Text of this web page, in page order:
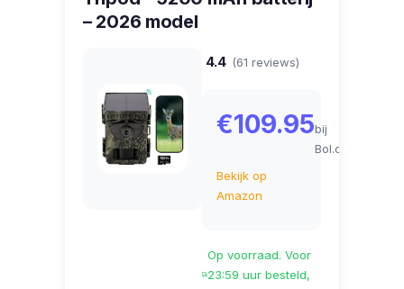
– 2026 model
4.4 (61 reviews)
€109.95bij
Bol.com
Bekijk op
Amazon
Op voorraad. Voor
23:59 uur besteld,